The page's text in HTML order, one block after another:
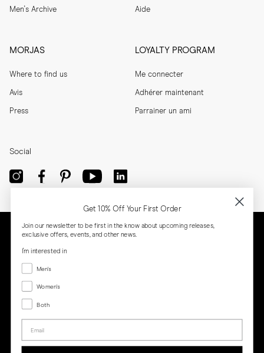
Men's Archive Aide
MORJAS
Where to find us
Avis
Press
LOYALTY PROGRAM
Me connecter
Adhérer maintenant
Parrainer un ami
Social
Get 10% Off Your First Order
Join our newsletter to be first in the know about upcoming releases,
exclusive offers, events, and other news.
I'm interested in
Menswear
Men's
Women's
Women's
Both
Both
Email